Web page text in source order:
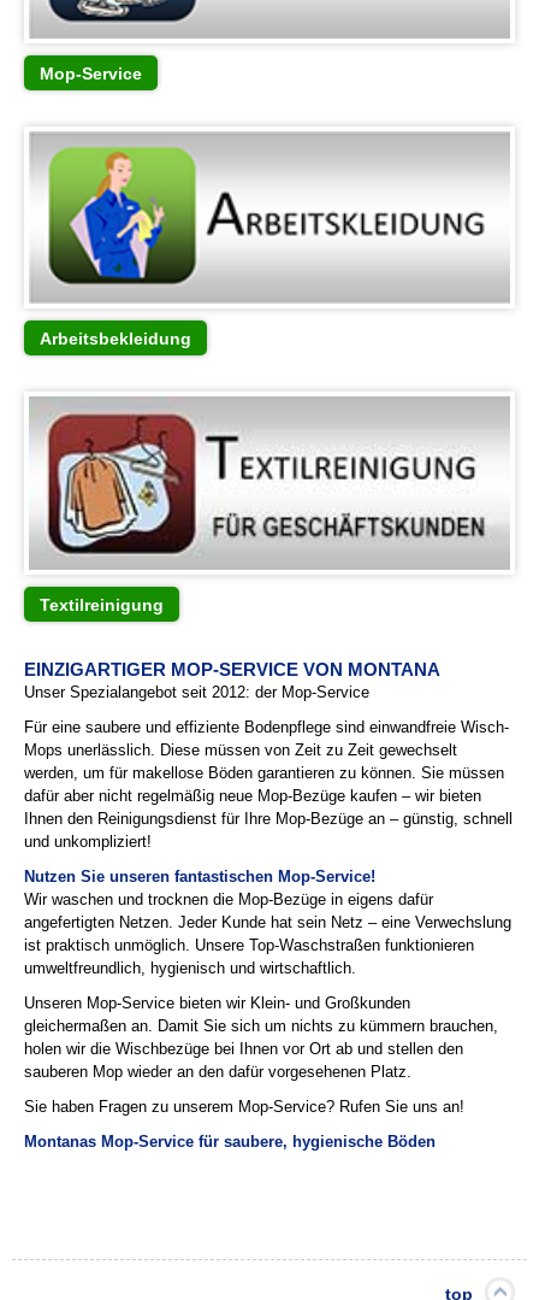
Mop-Service
Arbeitsbekleidung
Textilreinigung
EINZIGARTIGER MOP-SERVICE VON MONTANA
Unser Spezialangebot seit 2012: der Mop-Service
Für eine saubere und effiziente Bodenpflege sind einwandfreie Wisch-
Mops unerlässlich. Diese müssen von Zeit zu Zeit gewechselt
werden, um für makellose Böden garantieren zu können. Sie müssen
dafür aber nicht regelmäßig neue Mop-Bezüge kaufen – wir bieten
Ihnen den Reinigungsdienst für Ihre Mop-Bezüge an – günstig, schnell
und unkompliziert!
Nutzen Sie unseren fantastischen Mop-Service!
Wir waschen und trocknen die Mop-Bezüge in eigens dafür
angefertigten Netzen. Jeder Kunde hat sein Netz – eine Verwechslung
ist praktisch unmöglich. Unsere Top-Waschstraßen funktionieren
umweltfreundlich, hygienisch und wirtschaftlich.
Unseren Mop-Service bieten wir Klein- und Großkunden
gleichermaßen an. Damit Sie sich um nichts zu kümmern brauchen,
holen wir die Wischbezüge bei Ihnen vor Ort ab und stellen den
sauberen Mop wieder an den dafür vorgesehenen Platz.
Sie haben Fragen zu unserem Mop-Service? Rufen Sie uns an!
Montanas Mop-Service für saubere, hygienische Böden
top